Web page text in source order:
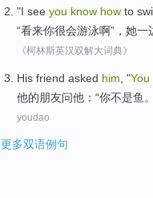
"I see you know how to
“看来你很会游泳啊”， 她一
《柯林斯英汉双解大词典》
His friend asked him , "You
他的朋友问他：“你不是鱼
youdao
更多双语例句